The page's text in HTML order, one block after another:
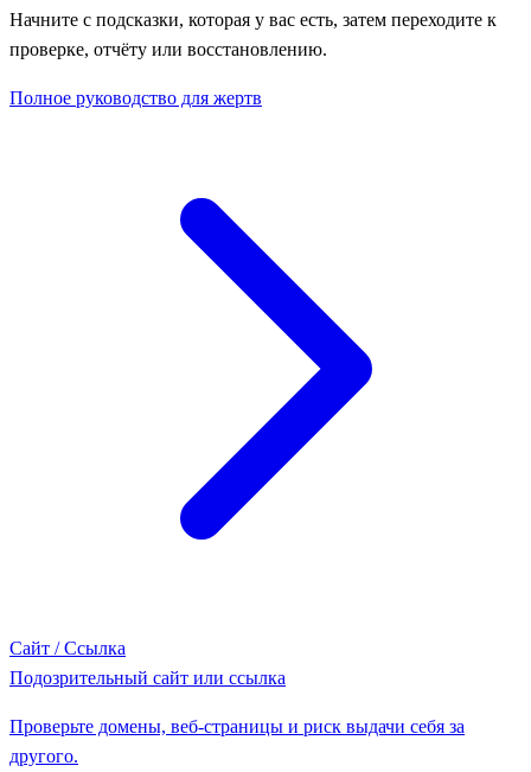
Начните с подсказки, которая у вас есть, затем переходите к
проверке, отчёту или восстановлению.
Полное руководство для жертв
Сайт / Ссылка
Подозрительный сайт или ссылка
Проверьте домены, веб-страницы и риск выдачи себя за
другого.